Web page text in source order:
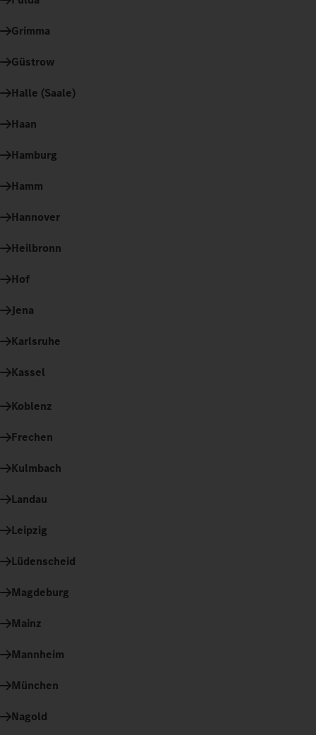
Grimma
Güstrow
Halle (Saale)
Haan
Hamburg
Hamm
Hannover
Heilbronn
Hof
Jena
Karlsruhe
Kassel
Koblenz
Frechen
Kulmbach
Landau
Leipzig
Lüdenscheid
Magdeburg
Mainz
Mannheim
München
Nagold